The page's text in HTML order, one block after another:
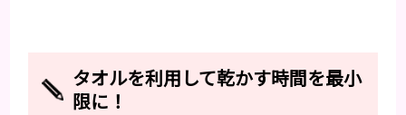
タオルを利用して乾かす時間を最小
限に！